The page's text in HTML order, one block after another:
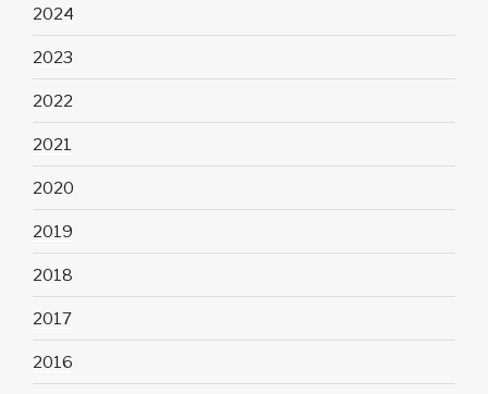
2024
2023
2022
2021
2020
2019
2018
2017
2016